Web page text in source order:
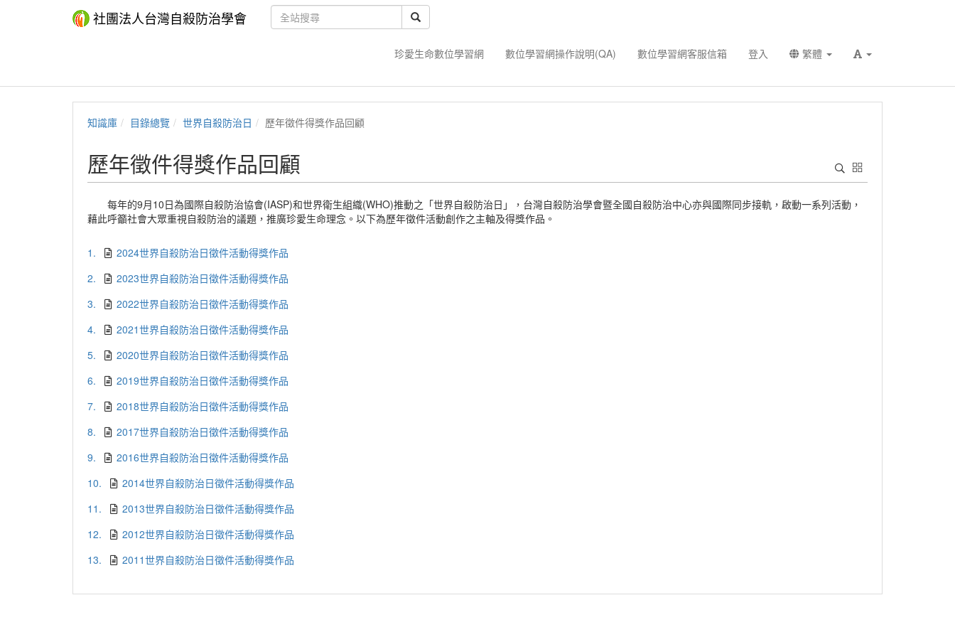
社團法人台灣自殺防治學會
珍愛生命數位學習網 數位學習網操作說明(QA) 數位學習網客服信箱 登入 繁體
知識庫 目錄總覽 世界自殺防治日 歷年徵件得獎作品回顧
歷年徵件得獎作品回顧
每年的9月10日為國際自殺防治協會(IASP)和世界衛生組織(WHO)推動之「世界自殺防治日」，台灣自殺防治學會暨全國自殺防治中心亦與國際同步接軌，啟動一系列活動，
藉此呼籲社會大眾重視自殺防治的議題，推廣珍愛生命理念。以下為歷年徵件活動創作之主軸及得獎作品。
1.
2024世界自殺防治日徵件活動得獎作品
2.
2023世界自殺防治日徵件活動得獎作品
3.
2022世界自殺防治日徵件活動得獎作品
4.
2021世界自殺防治日徵件活動得獎作品
5.
2020世界自殺防治日徵件活動得獎作品
6.
2019世界自殺防治日徵件活動得獎作品
7.
2018世界自殺防治日徵件活動得獎作品
8.
2017世界自殺防治日徵件活動得獎作品
9.
2016世界自殺防治日徵件活動得獎作品
10.
2014世界自殺防治日徵件活動得獎作品
11.
2013世界自殺防治日徵件活動得獎作品
12.
2012世界自殺防治日徵件活動得獎作品
13.
2011世界自殺防治日徵件活動得獎作品